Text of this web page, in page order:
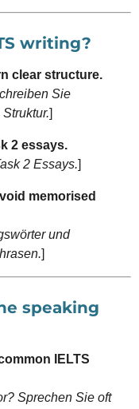
writing?
clear structure.
Sie
]
2 essays.
2 Essays.]
memorised
und
]
speaking
IELTS
Sprechen Sie oft